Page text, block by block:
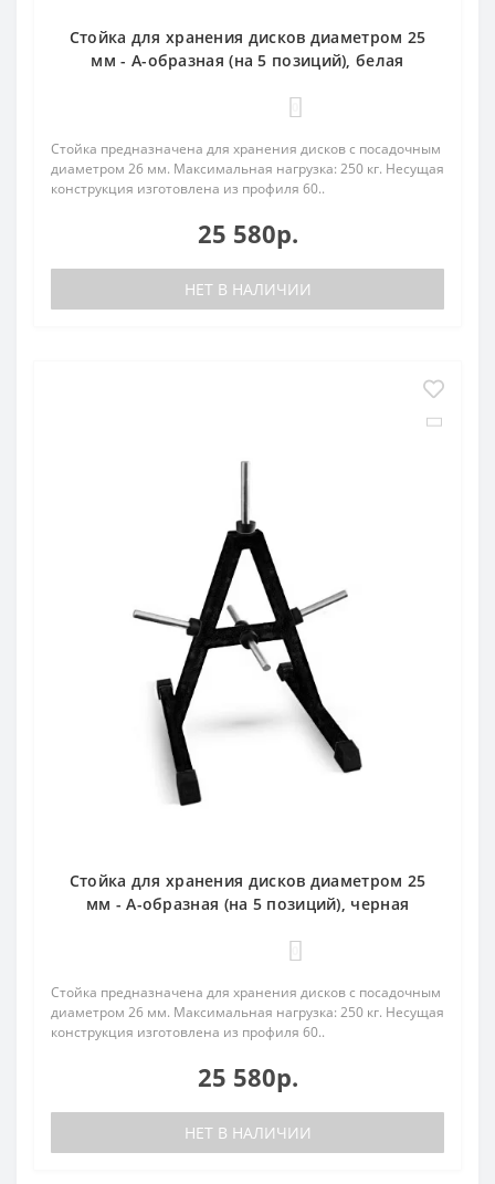
Стойка для хранения дисков диаметром 25
мм - А-образная (на 5 позиций), белая
Стойка предназначена для хранения дисков с посадочным
диаметром 26 мм. Максимальная нагрузка: 250 кг. Несущая
конструкция изготовлена из профиля 60..
25 580р.
НЕТ В НАЛИЧИИ
Стойка для хранения дисков диаметром 25
мм - А-образная (на 5 позиций), черная
Стойка предназначена для хранения дисков с посадочным
диаметром 26 мм. Максимальная нагрузка: 250 кг. Несущая
конструкция изготовлена из профиля 60..
25 580р.
НЕТ В НАЛИЧИИ